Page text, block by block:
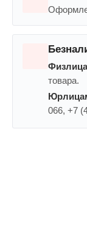
товара.
066, +7